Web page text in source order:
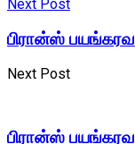
Next Post
பிரான்ஸ்
Next Post
பிரான்ஸ்